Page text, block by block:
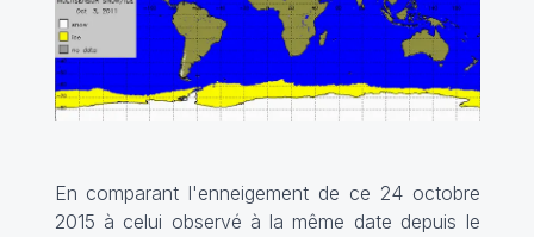
En comparant l'enneigement de ce 24 octobre
2015 à celui observé à la même date depuis le